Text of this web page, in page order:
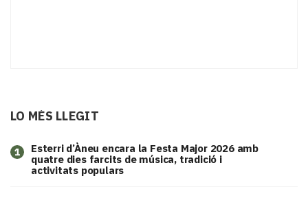
LO MÉS LLEGIT
1
Esterri d’Àneu encara la Festa Major 2026 amb
quatre dies farcits de música, tradició i
activitats populars